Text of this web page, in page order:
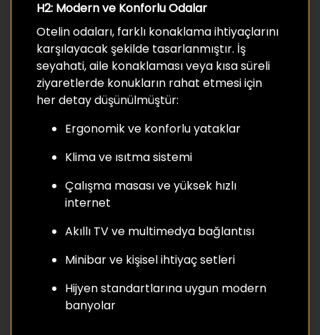
H2: Modern ve Konforlu Odalar
Otelin odaları, farklı konaklama ihtiyaçlarını
karşılayacak şekilde tasarlanmıştır. İş
seyahati, aile konaklaması veya kısa süreli
ziyaretlerde konukların rahat etmesi için
her detay düşünülmüştür:
Ergonomik ve konforlu yataklar
Klima ve ısıtma sistemi
Çalışma masası ve yüksek hızlı
internet
Akıllı TV ve multimedya bağlantısı
Minibar ve kişisel ihtiyaç setleri
Hijyen standartlarına uygun modern
banyolar